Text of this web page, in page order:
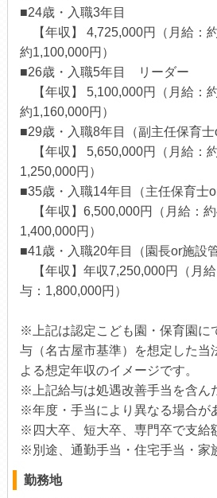
■24歳・入職3年目
【年収】 4,725,000円（月給：
約1,100,000円）
■26歳・入職5年目 リーダー
【年収】 5,100,000円（月給：
約1,160,000円）
■29歳・入職8年目（副主任保育士
【年収】 5,650,000円（月給：
1,250,000円）
■35歳・入職14年目（主任保育士
【年収】6,500,000円（月給：約
1,400,000円）
■41歳・入職20年目（園長or施設
【年収】年収7,250,000円（月
与：1,800,000円）
※上記は認定こども園・保育園
与（名古屋市基準）を想定した当
よる想定年収のイメージです。
※上記給与は処遇改善手当を含ん
※年度・手当により異なる場合が
※四大卒、短大卒、専門卒で支給
※別途、通勤手当・住宅手当・家
勤務地